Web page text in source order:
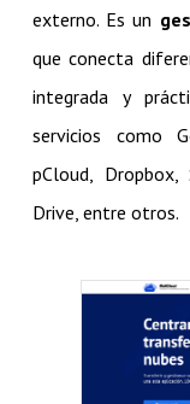
externo. Es un
que conecta
integrada y
servicios como
pCloud, Dropbox,
Drive, entre otros.